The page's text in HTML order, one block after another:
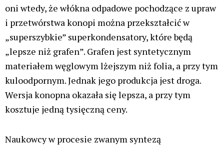
oni wtedy, że włókna odpadowe pochodzące z upraw
i przetwórstwa konopi można przekształcić w
„superszybkie” superkondensatory, które będą
„lepsze niż grafen”. Grafen jest syntetycznym
materiałem węglowym lżejszym niż folia, a przy tym
kuloodpornym. Jednak jego produkcja jest droga.
Wersja konopna okazała się lepsza, a przy tym
kosztuje jedną tysięczną ceny.
Naukowcy w procesie zwanym syntezą